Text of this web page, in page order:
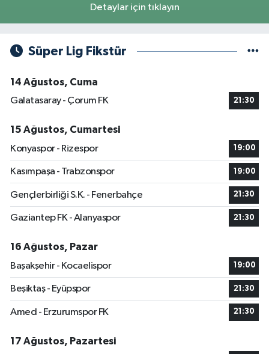
Detaylar için tıklayın
Süper Lig Fikstür
14 Ağustos, Cuma
Galatasaray - Çorum FK
21:30
15 Ağustos, Cumartesi
Konyaspor - Rizespor
19:00
Kasımpaşa - Trabzonspor 19:00
Gençlerbirliği S.K. - Fenerbahçe 21:30
Gaziantep FK - Alanyaspor 21:30
16 Ağustos, Pazar
Başakşehir - Kocaelispor
19:00
Beşiktaş - Eyüpspor 21:30
Amed - Erzurumspor FK 21:30
17 Ağustos, Pazartesi